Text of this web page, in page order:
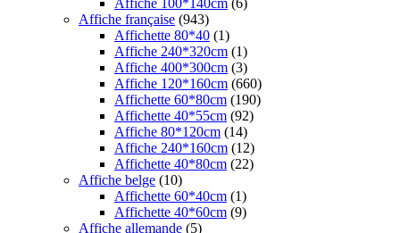
Affiche 100*140cm (6)
Affiche française (943)
Affichette 80*40 (1)
Affiche 240*320cm (1)
Affiche 400*300cm (3)
Affiche 120*160cm (660)
Affichette 60*80cm (190)
Affichette 40*55cm (92)
Affiche 80*120cm (14)
Affiche 240*160cm (12)
Affichette 40*80cm (22)
Affiche belge (10)
Affichette 60*40cm (1)
Affichette 40*60cm (9)
Affiche allemande (5)